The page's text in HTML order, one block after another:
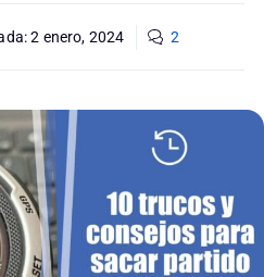
2 enero, 2024 2